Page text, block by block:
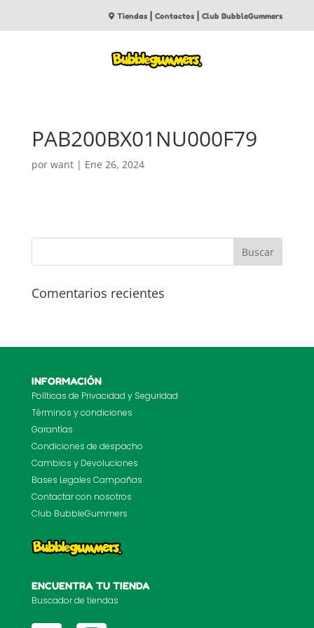
Tiendas |Contactos |Club BubbleGummers
PAB200BX01NU000F79
por want| Ene 26, 2024
Comentarios recientes
INFORMACIÓN
Políticas de Privacidad y Seguridad
Términos y condiciones
Garantías
Condiciones de despacho
Cambios y Devoluciones
Bases Legales Campañas
Contactar con nosotros
Club BubbleGummers
ENCUENTRA TU TIENDA
Buscador de tiendas